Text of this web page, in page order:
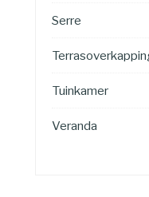
Serre
Tuinkamer
Veranda